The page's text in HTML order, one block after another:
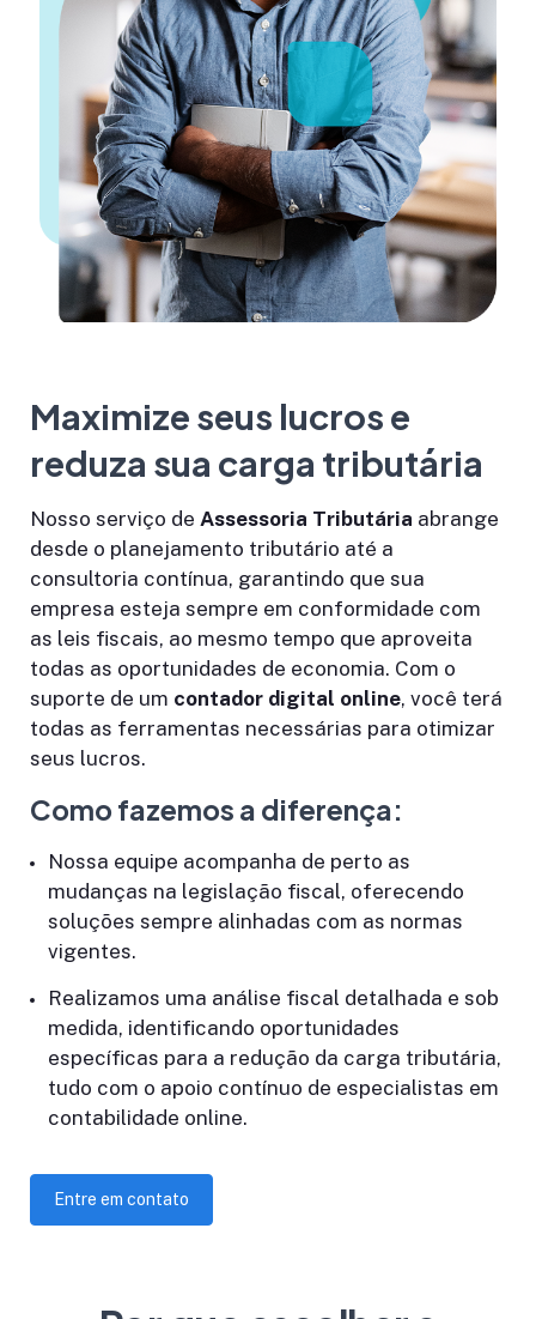
Maximize seus lucros e
reduza sua carga tributária
Nosso serviço de Assessoria Tributária abrange
desde o planejamento tributário até a
consultoria contínua, garantindo que sua
empresa esteja sempre em conformidade com
as leis fiscais, ao mesmo tempo que aproveita
todas as oportunidades de economia. Com o
suporte de um contador digital online, você terá
todas as ferramentas necessárias para otimizar
seus lucros.
Como fazemos a diferença:
Nossa equipe acompanha de perto as
mudanças na legislação fiscal, oferecendo
soluções sempre alinhadas com as normas
vigentes.
Realizamos uma análise fiscal detalhada e sob
medida, identificando oportunidades
específicas para a redução da carga tributária,
tudo com o apoio contínuo de especialistas em
contabilidade online.
Entre em contato